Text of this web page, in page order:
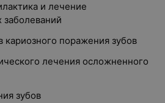
и лечение
заболеваний
кариозного поражения зубов
лечения осложненного
зубов